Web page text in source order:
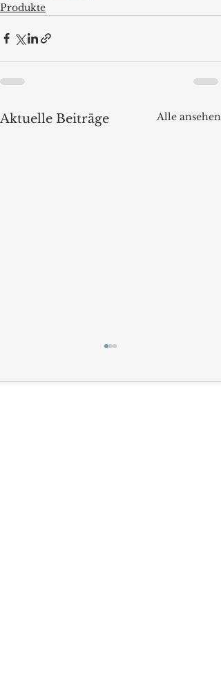
Produkte
Aktuelle Beiträge Alle ansehen